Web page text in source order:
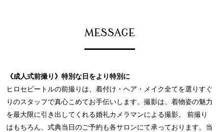
MESSAGE
《成人式前撮り》特別な日をより特別に
ヒロセビートルの前撮りは、着付け・ヘア・メイク全てを選りすぐ
りのスタッフで真心こめてお手伝いします。撮影は、着物姿の魅力
を最大限に引き出してくれる婚礼カメラマンによる撮影。 前撮り
はもちろん、式典当日のご予約も各サロンにて承っております。当